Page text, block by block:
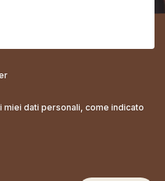
dati personali, come indicato